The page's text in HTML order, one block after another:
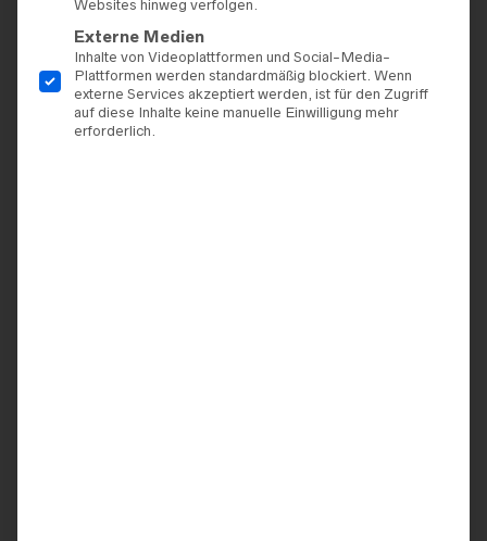
Websites hinweg verfolgen.
Externe Medien
Inhalte von Videoplattformen und Social-Media-
Plattformen werden standardmäßig blockiert. Wenn
externe Services akzeptiert werden, ist für den Zugriff
auf diese Inhalte keine manuelle Einwilligung mehr
erforderlich.